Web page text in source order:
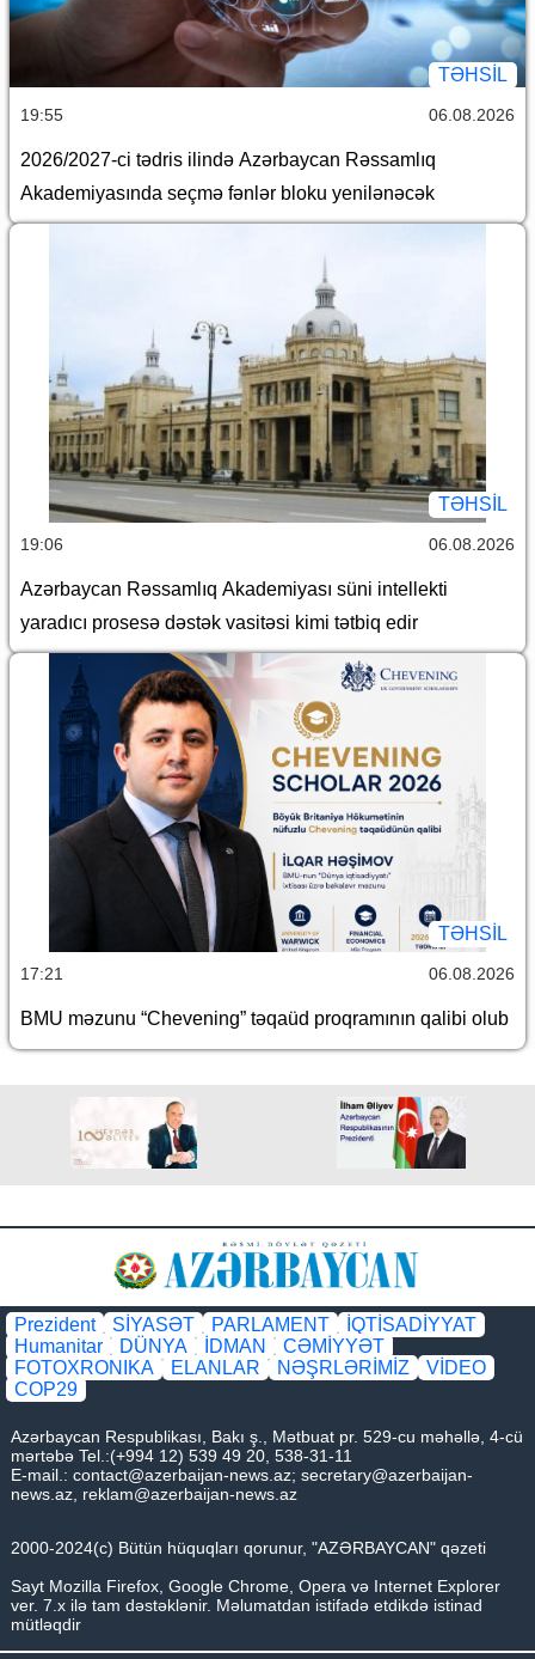
TƏHSIL
19:55 06.08.2026
2026/2027-ci tədris ilində Azərbaycan Rəssamlıq
Akademiyasında seçmə fənlər bloku yenilənəcək
TƏHSIL
19:06 06.08.2026
Azərbaycan Rəssamlıq Akademiyası süni intellekti
yaradıcı prosesə dəstək vasitəsi kimi tətbiq edir
TƏHSIL
17:21 06.08.2026
BMU məzunu “Chevening” təqaüd proqramının qalibi olub
Prezident SİYASƏT PARLAMENT
İQTİSADİYYAT
Humanitar
DÜNYA İDMAN
CƏMİYYƏT
FOTOXRONIKA
ELANLAR NƏŞRLƏRİMİZ
VİDEO
COP29
Azərbaycan Respublikası, Bakı ş., Mətbuat pr. 529-cu məhəllə, 4-cü
mərtəbə Tel.:(+994 12) 539 49 20, 538-31-11
E-mail.: contact@azerbaijan-news.az; secretary@azerbaijan-
news.az, reklam@azerbaijan-news.az
2000-2024(c) Bütün hüquqları qorunur, "AZƏRBAYCAN" qəzeti
Sayt Mozilla Firefox, Google Chrome, Opera və Internet Explorer
ver. 7.x ilə tam dəstəklənir. Məlumatdan istifadə etdikdə istinad
mütləqdir